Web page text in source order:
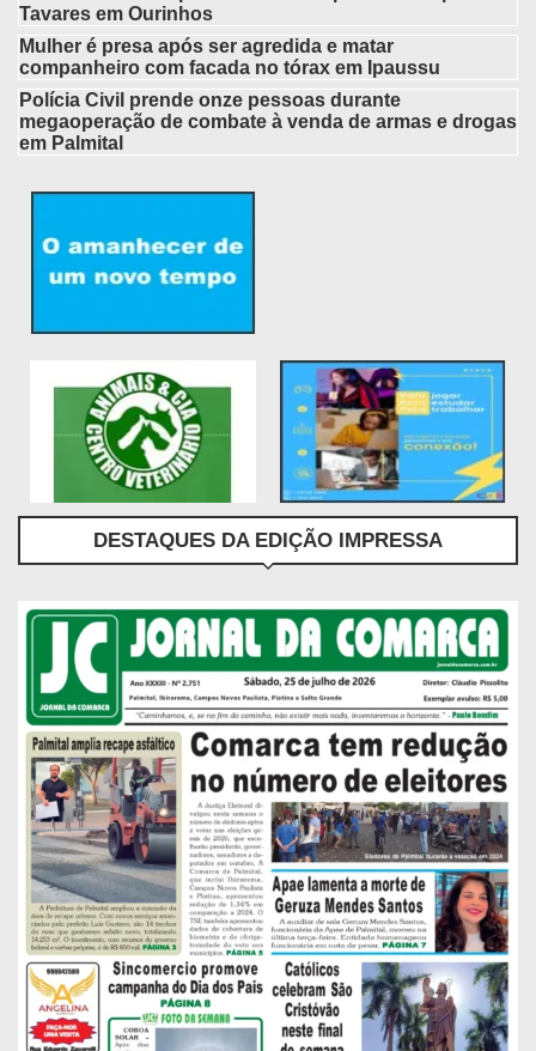
Tavares em Ourinhos
Mulher é presa após ser agredida e matar
companheiro com facada no tórax em Ipaussu
Polícia Civil prende onze pessoas durante
megaoperação de combate à venda de armas e drogas
em Palmital
DESTAQUES DA EDIÇÃO IMPRESSA